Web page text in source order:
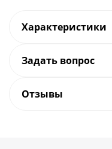
Характеристики
Задать вопрос
Отзывы